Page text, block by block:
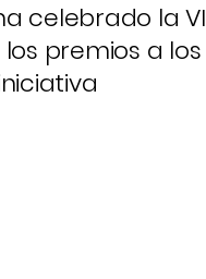
celebrado la VI
premios a los